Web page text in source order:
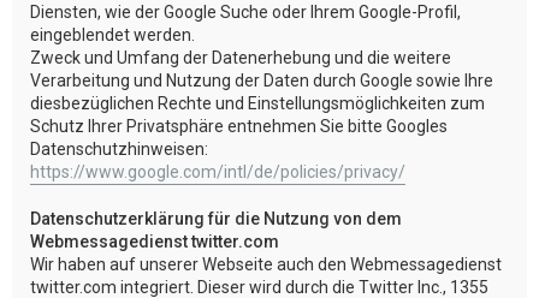
Diensten, wie der Google Suche oder Ihrem Google-Profil,
eingeblendet werden.
Zweck und Umfang der Datenerhebung und die weitere
Verarbeitung und Nutzung der Daten durch Google sowie Ihre
diesbezüglichen Rechte und Einstellungsmöglichkeiten zum
Schutz Ihrer Privatsphäre entnehmen Sie bitte Googles
Datenschutzhinweisen:
https://www.google.com/intl/de/policies/privacy/
Datenschutzerklärung für die Nutzung von dem
Webmessagedienst twitter.com
Wir haben auf unserer Webseite auch den Webmessagedienst
twitter.com integriert. Dieser wird durch die Twitter Inc., 1355